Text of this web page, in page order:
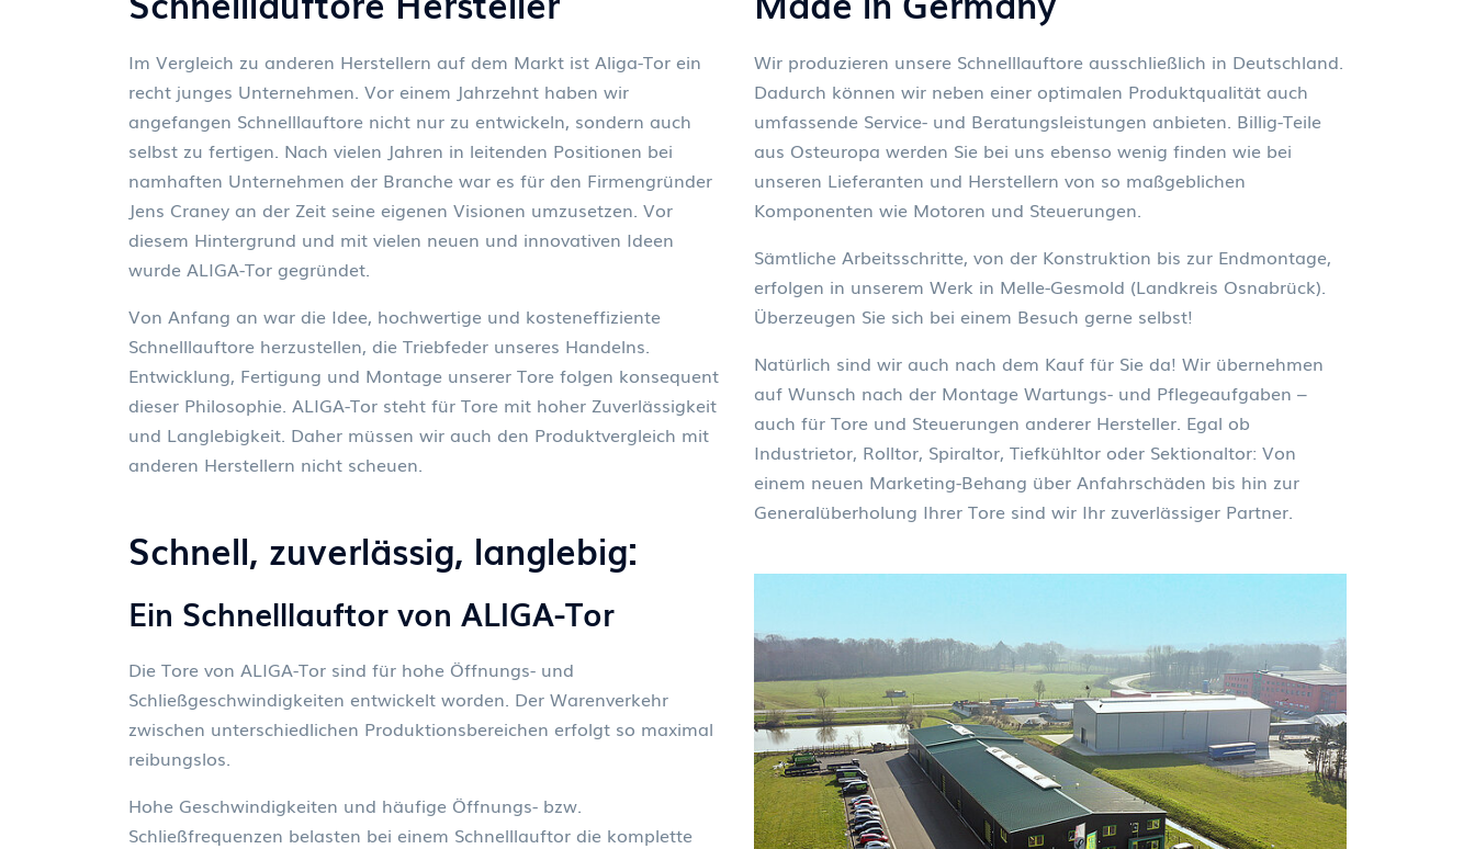
Im Vergleich zu anderen Herstellern auf dem Markt ist Aliga-Tor ein
recht junges Unternehmen. Vor einem Jahrzehnt haben wir
angefangen Schnelllauftore nicht nur zu entwickeln, sondern auch
selbst zu fertigen. Nach vielen Jahren in leitenden Positionen bei
namhaften Unternehmen der Branche war es für den Firmengründer
Jens Craney an der Zeit seine eigenen Visionen umzusetzen. Vor
diesem Hintergrund und mit vielen neuen und innovativen Ideen
wurde ALIGA-Tor gegründet.
Von Anfang an war die Idee, hochwertige und kosteneffiziente
Schnelllauftore herzustellen, die Triebfeder unseres Handelns.
Entwicklung, Fertigung und Montage unserer Tore folgen konsequent
dieser Philosophie. ALIGA-Tor steht für Tore mit hoher Zuverlässigkeit
und Langlebigkeit. Daher müssen wir auch den Produktvergleich mit
anderen Herstellern nicht scheuen.
Schnell, zuverlässig, langlebig:
Ein Schnelllauftor von ALIGA-Tor
Die Tore von ALIGA-Tor sind für hohe Öffnungs- und
Schließgeschwindigkeiten entwickelt worden. Der Warenverkehr
zwischen unterschiedlichen Produktionsbereichen erfolgt so maximal
reibungslos.
Hohe Geschwindigkeiten und häufige Öffnungs- bzw.
Schließfrequenzen belasten bei einem Schnelllauftor die komplette
Wir produzieren unsere Schnelllauftore ausschließlich in Deutschland.
Dadurch können wir neben einer optimalen Produktqualität auch
umfassende Service- und Beratungsleistungen anbieten. Billig-Teile
aus Osteuropa werden Sie bei uns ebenso wenig finden wie bei
unseren Lieferanten und Herstellern von so maßgeblichen
Komponenten wie Motoren und Steuerungen.
Sämtliche Arbeitsschritte, von der Konstruktion bis zur Endmontage,
erfolgen in unserem Werk in Melle-Gesmold (Landkreis Osnabrück).
Überzeugen Sie sich bei einem Besuch gerne selbst!
Natürlich sind wir auch nach dem Kauf für Sie da! Wir übernehmen
auf Wunsch nach der Montage Wartungs- und Pflegeaufgaben –
auch für Tore und Steuerungen anderer Hersteller. Egal ob
Industrietor, Rolltor, Spiraltor, Tiefkühltor oder Sektionaltor: Von
einem neuen Marketing-Behang über Anfahrschäden bis hin zur
Generalüberholung Ihrer Tore sind wir Ihr zuverlässiger Partner.